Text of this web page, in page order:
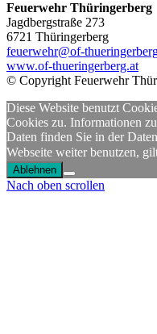
Feuerwehr Thüringerberg
Jagdbergstraße 273
6721 Thüringerberg
feuerwehr@of-
www.of-thueringerberg.at
© Copyright Feuerwehr
Diese Website benutzt
Cookies zu. Informationen
Daten finden Sie in der
Webseite weiter benutzen,
Ablehnen
Nach oben scrollen